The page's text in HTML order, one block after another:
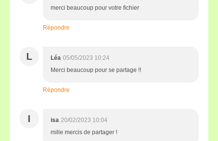
merci beaucoup pour votre fichier
Répondre
L Léa 05/05/2023 10:24
Merci beaucoup pour se partage !!
Répondre
I isa 20/02/2023 10:04
mille mercis de partager !